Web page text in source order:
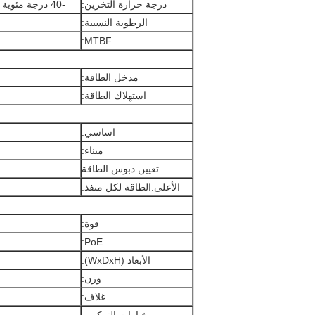
درجة حرارة التخزين:
-40 درجة مئوية إلى 85 درجة مئوية (-40 درجة فهرنهايت إلى 185 درجة فهرنهايت)
الرطوبة النسبية:
MTBF:
مدخل الطاقة:
استهلاك الطاقة:
اساسي:
ميناء:
تعيين دبوس الطاقة
الأعلى.الطاقة لكل منفذ:
قوة:
PoE:
الأبعاد (WxDxH):
وزن:
غلاف: